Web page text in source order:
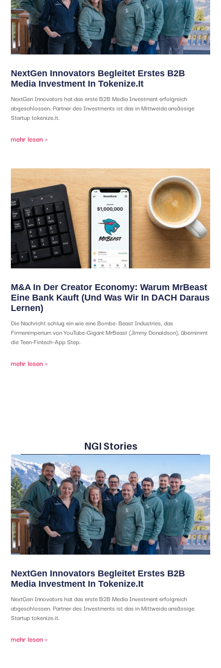
NextGen Innovators Begleitet Erstes B2B
Media Investment In Tokenize.it
NextGen Innovators hat das erste B2B Media Investment erfolgreich
abgeschlossen. Partner des Investments ist das in Mittweida ansässige
Startup tokenize.it.
mehr lesen >
M&A In Der Creator Economy: Warum MrBeast
Eine Bank Kauft (und Was Wir In DACH Daraus
Lernen)
Die Nachricht schlug ein wie eine Bombe: Beast Industries, das
Firmenimperium von YouTube-Gigant MrBeast (Jimmy Donaldson), übernimmt
die Teen-Fintech-App Step.
mehr lesen >
NGI Stories
NextGen Innovators Begleitet Erstes B2B
Media Investment In Tokenize.it
NextGen Innovators hat das erste B2B Media Investment erfolgreich
abgeschlossen. Partner des Investments ist das in Mittweida ansässige
Startup tokenize.it.
mehr lesen >